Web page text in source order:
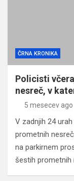
ČRNA KRONIKA
Policisti
nesreč, v
5 mesecev ago
V zadnjih 24
prometnih
na parkirnem
šestih prometnih